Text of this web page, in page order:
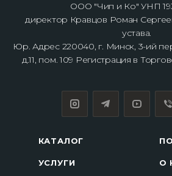
ООО "Чип и Ко" УНП
директор Кравцов Роман
устава.
Юр. Адрес 220040, г. Минск, 3-ий
д.11, пом. 109 Регистрация в
КАТАЛОГ
УСЛУГИ О